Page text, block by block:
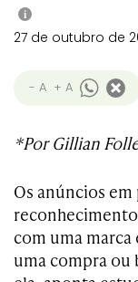
i
27 de outubro de
- A + A
*Por Gillian
Os anúncios
com uma
uma compra ou